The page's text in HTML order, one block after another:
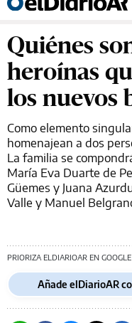
Quiénes
heroínas
los nuevos
Como elemento
homenajean a dos
La familia se
María Eva Duarte de
Güemes y Juana
Valle y Manuel
PRIORIZA ELDIARIOAR EN GOOGLE
Añade elDiarioAR